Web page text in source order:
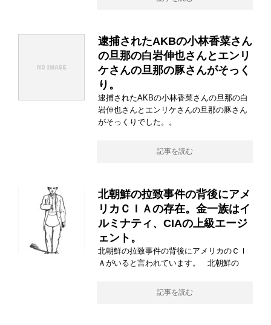
逮捕されたAKBの小林香菜さん
の旦那の白岩伸也さんとエンリ
ケさんの旦那の豚さんがそっく
り。
逮捕されたAKBの小林香菜さんの旦那の白
岩伸也さんとエンリケさんの旦那の豚さん
がそっくりでした。。
記事を読む
北朝鮮の拉致事件の背後にアメ
リカＣＩＡの存在。金一族はイ
ルミナティ、CIAの上級エージ
ェント。
北朝鮮の拉致事件の背後にアメリカのＣＩ
Ａがいると言われています。 北朝鮮の
記事を読む